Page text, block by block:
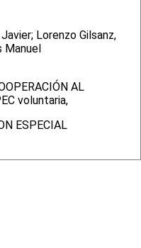
Lorenzo Gilsanz,
Manuel
AL
voluntaria,
ESPECIAL